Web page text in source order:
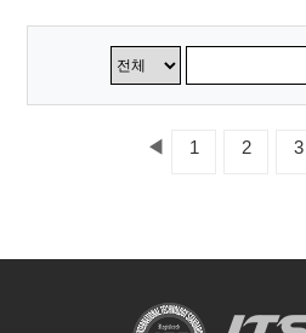
◀ 1 2 3